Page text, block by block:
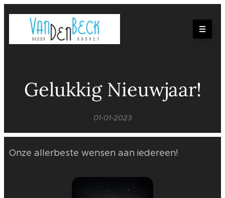
Gelukkig Nieuwjaar!
01-01-2023
Onze allerbeste wensen aan iedereen!